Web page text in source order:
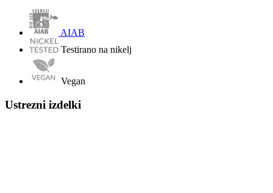
AIAB
Testirano na nikelj
Vegan
Ustrezni izdelki